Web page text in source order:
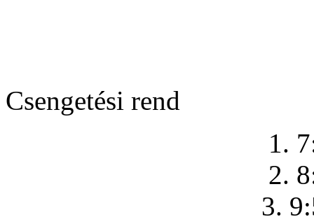
Csengetési rend
1.
2.
3.